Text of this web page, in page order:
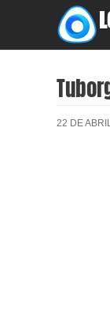
content
22 DE